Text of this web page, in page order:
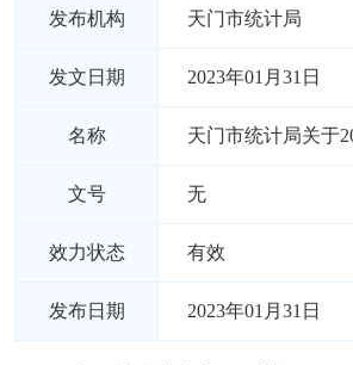
发布机构 天门市统计局
发文日期 2023年01月31日
名称 天门市统计局关于
文号 无
效力状态 有效
发布日期 2023年01月31日